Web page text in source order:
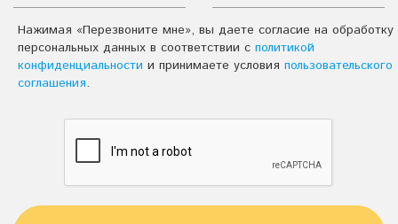
Нажимая «Перезвоните мне», вы даете согласие на обработку
персональных данных в соответствии с политикой
конфиденциальности и принимаете условия пользовательского
соглашения.